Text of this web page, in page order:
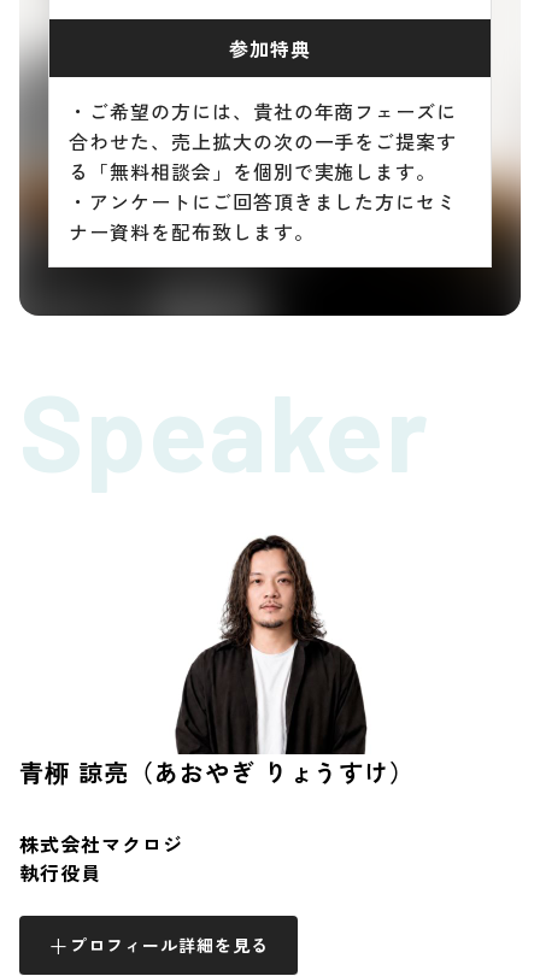
参加特典
・ご希望の方には、貴社の年商フェーズに
合わせた、売上拡大の次の一手をご提案す
る「無料相談会」を個別で実施します。
・アンケートにご回答頂きました方にセミ
ナー資料を配布致します。
Speaker
青桺 諒亮（あおやぎ りょうすけ）
株式会社マクロジ
執行役員
プロフィール詳細を見る